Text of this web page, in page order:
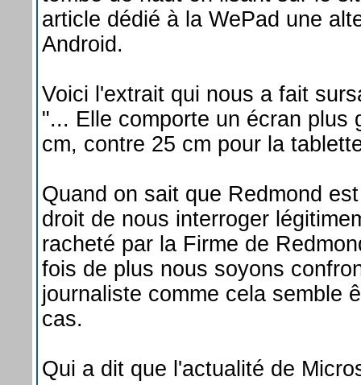
article dédié à la WePad une
Android.
Voici l'extrait qui nous a fait
"... Elle comporte un écran plus
cm, contre 25 cm pour la
Quand on sait que Redmond
droit de nous interroger
racheté par la Firme de
fois de plus nous soyons
journaliste comme cela semble
cas.
Qui a dit que l'actualité de